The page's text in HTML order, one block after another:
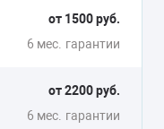
от 1500 руб.
6 мес. гарантии
от 2200 руб.
6 мес. гарантии